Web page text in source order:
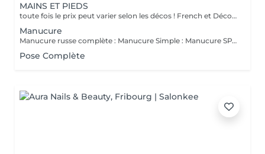
MAINS ET PIEDS
toute fois le prix peut varier selon les décos ! French et Décos élaborés seront facturés supplémentaires ! veuillez ajouter le Nail Art en suppl. pour qu'on puisse avoir plus de temps si nécessaire.
Manucure
Manucure russe complète : Manucure Simple : Manucure SPA :
Pose Complète